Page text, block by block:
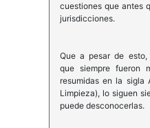
cuestiones que antes
jurisdicciones.
Que a pesar de esto,
que siempre fueron
resumidas en la sigla
Limpieza), lo siguen
puede desconocerlas.